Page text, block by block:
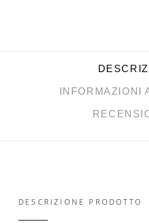
INFORMAZIONI
DESCRIZIONE PRODOTTO